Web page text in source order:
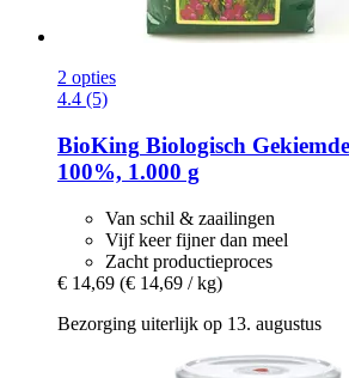
2 opties
4.4 (5)
BioKing Biologisch
100%, 1.000 g
Van schil & zaailingen
Vijf keer fijner dan meel
Zacht productieproces
€ 14,69 (€ 14,69 / kg)
Bezorging uiterlijk op 13. augustus